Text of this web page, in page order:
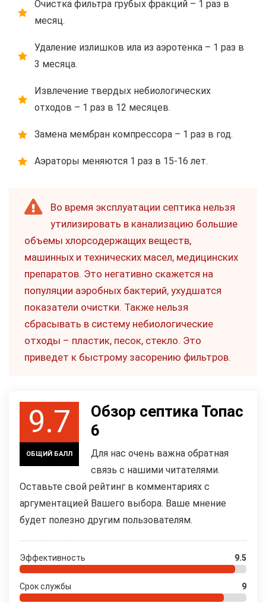
Очистка фильтра грубых фракций – 1 раз в
месяц.
Удаление излишков ила из аэротенка – 1 раз в
3 месяца.
Извлечение твердых небиологических
отходов – 1 раз в 12 месяцев.
Замена мембран компрессора – 1 раз в год.
Аэраторы меняются 1 раз в 15-16 лет.
Во время эксплуатации септика нельзя
утилизировать в канализацию большие
объемы хлорсодержащих веществ,
машинных и технических масел, медицинских
препаратов. Это негативно скажется на
популяции аэробных бактерий, ухудшатся
показатели очистки. Также нельзя
сбрасывать в систему небиологические
отходы – пластик, песок, стекло. Это
приведет к быстрому засорению фильтров.
9.7
ОБЩИЙ БАЛЛ
Обзор септика Топас
6
Для нас очень важна обратная
связь с нашими читателями.
Оставьте свой рейтинг в комментариях с
аргументацией Вашего выбора. Ваше мнение
будет полезно другим пользователям.
Эффективность 9.5
Срок службы 9